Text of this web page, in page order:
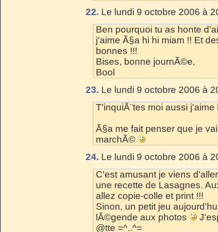
22. Le lundi 9 octobre 2006 à
Ben pourquoi tu as honte
j'aime Ã§a hi hi miam !! Et
bonnes !!!
Bises, bonne journÃ©e,
Bool
23. Le lundi 9 octobre 2006 à
T'inquiÃ¨tes moi aussi
Ã§a me fait penser que je
marchÃ©
24. Le lundi 9 octobre 2006 à
C'est amusant je viens
une recette de Lasagnes.
allez copie-colle et print !!!
Sinon, un petit jeu
lÃ©gende aux photos
@tte =^..^=